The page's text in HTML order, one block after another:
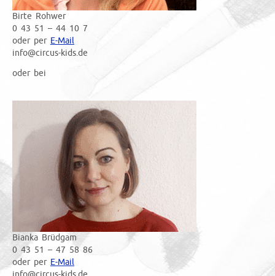
Birte Rohwer
0 43 51 – 44 10 7
oder per E-Mail
info@circus-kids.de
oder bei
Bianka Brüdgam
0 43 51 – 47 58 86
oder per E-Mail